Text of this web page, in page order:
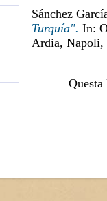
Sánchez
Turquía". In:
Ardia, Napoli,